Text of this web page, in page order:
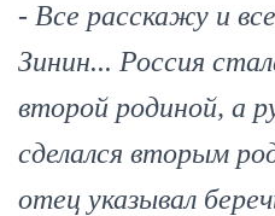
- Все расскажу и
Зинин... Россия
второй родиной, а
сделался вторым
отец указывал